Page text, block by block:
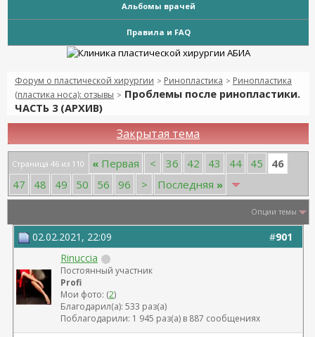
Альбомы врачей
Правила и FAQ
Форум о пластической хирургии > Ринопластика > Ринопластика
(пластика носа): отзывы > Проблемы после ринопластики.
ЧАСТЬ 3 (АРХИВ)
Закрытая тема
Страница 46 из 110 « Первая < 36 42 43 44 45
46
47
48 49 50 56 96 > Последняя »
Опции темы
#901
02.02.2021, 22:09
Rinuccia
Постоянный участник
Profi
Мои фото: (2)
Благодарил(а): 533 раз(а)
Поблагодарили: 1 945 раз(а) в 887 сообщениях